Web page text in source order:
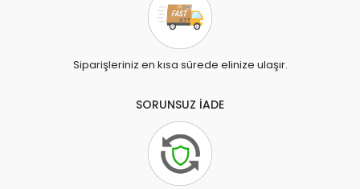
Siparişleriniz en kısa sürede elinize ulaşır.
SORUNSUZ İADE